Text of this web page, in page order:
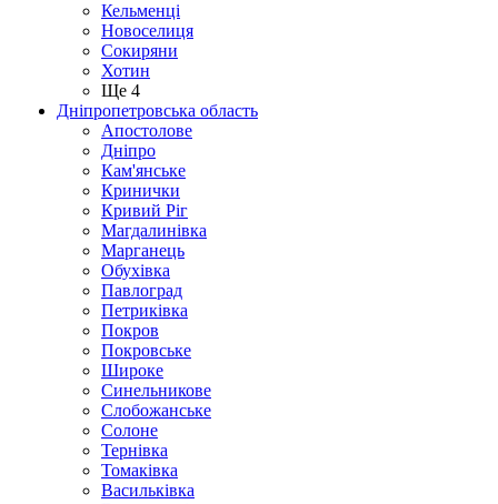
Кельменці
Новоселиця
Сокиряни
Хотин
Ще 4
Дніпропетровська область
Апостолове
Дніпро
Кам'янське
Кринички
Кривий Ріг
Магдалинівка
Марганець
Обухівка
Павлоград
Петриківка
Покров
Покровське
Широке
Синельникове
Слобожанське
Солоне
Тернівка
Томаківка
Васильківка